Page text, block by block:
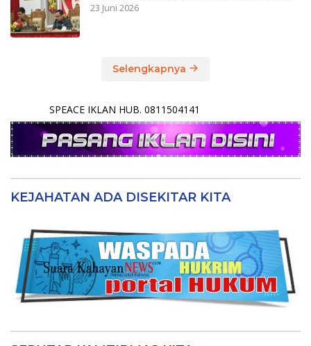
23 Juni 2026
Selengkapnya
SPEACE IKLAN HUB. 0811504141
KEJAHATAN ADA DISEKITAR KITA